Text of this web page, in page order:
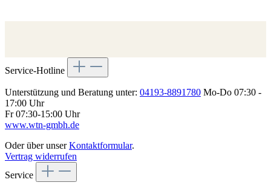
Service-Hotline
Unterstützung und Beratung unter: 04193-8891780 Mo-Do 07:30 -
17:00 Uhr
Fr 07:30-15:00 Uhr
www.wtn-gmbh.de
Oder über unserKontaktformular.
Vertrag widerrufen
Service